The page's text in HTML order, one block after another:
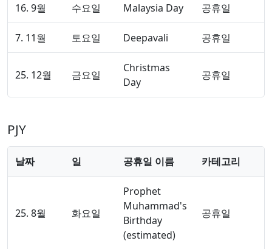
16. 9월 수요일 Malaysia Day 공휴일
7. 11월 토요일 Deepavali 공휴일
25. 12월 금요일
Christmas
Day
공휴일
PJY
날짜 일 공휴일 이름 카테고리
25. 8월 화요일
Prophet
Muhammad's
Birthday
(estimated)
공휴일